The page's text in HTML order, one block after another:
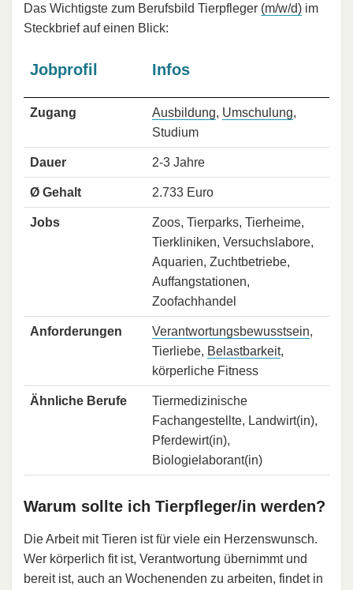
Das Wichtigste zum Berufsbild Tierpfleger (m/w/d) im
Steckbrief auf einen Blick:
Jobprofil Infos
Zugang Ausbildung, Umschulung,
Studium
Dauer 2-3 Jahre
Ø Gehalt 2.733 Euro
Jobs
Zoos, Tierparks, Tierheime,
Tierkliniken, Versuchslabore,
Aquarien, Zuchtbetriebe,
Auffangstationen,
Zoofachhandel
Anforderungen Verantwortungsbewusstsein,
Tierliebe, Belastbarkeit,
körperliche Fitness
Ähnliche Berufe
Tiermedizinische
Fachangestellte, Landwirt(in),
Pferdewirt(in),
Biologielaborant(in)
Warum sollte ich Tierpfleger/in werden?
Die Arbeit mit Tieren ist für viele ein Herzenswunsch.
Wer körperlich fit ist, Verantwortung übernimmt und
bereit ist, auch an Wochenenden zu arbeiten, findet in